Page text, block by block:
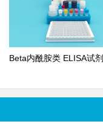
Beta内酰胺类 ELISA试